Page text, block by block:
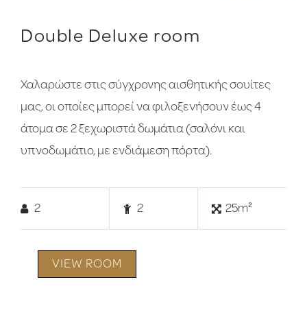
Double Deluxe room
Χαλαρώστε στις σύγχρονης αισθητικής σουίτες
μας, οι οποίες μπορεί να φιλοξενήσουν έως 4
άτομα σε 2 ξεχωριστά δωμάτια (σαλόνι και
υπνοδωμάτιο, με ενδιάμεση πόρτα).
2 2 25m²
VIEW ROOM